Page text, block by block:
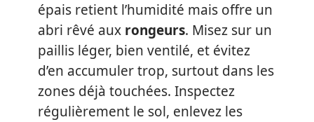
épais retient l’humidité mais offre un
abri rêvé aux rongeurs. Misez sur un
paillis léger, bien ventilé, et évitez
d’en accumuler trop, surtout dans les
zones déjà touchées. Inspectez
régulièrement le sol, enlevez les